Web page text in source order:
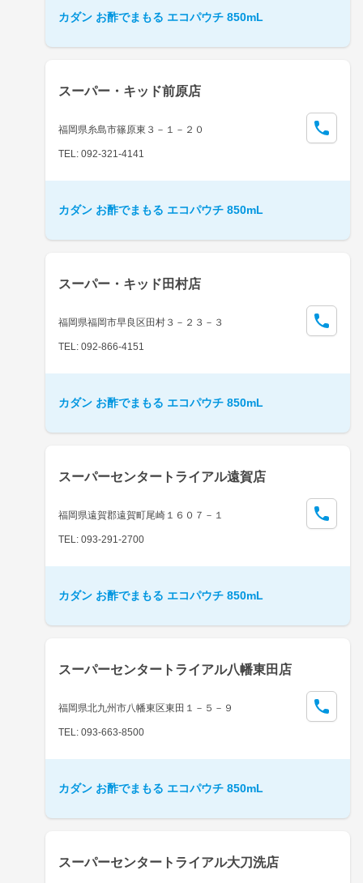
カダン お酢でまもる エコパウチ 850mL
スーパー・キッド前原店
福岡県糸島市篠原東３－１－２０
TEL: 092-321-4141
カダン お酢でまもる エコパウチ 850mL
スーパー・キッド田村店
福岡県福岡市早良区田村３－２３－３
TEL: 092-866-4151
カダン お酢でまもる エコパウチ 850mL
スーパーセンタートライアル遠賀店
福岡県遠賀郡遠賀町尾崎１６０７－１
TEL: 093-291-2700
カダン お酢でまもる エコパウチ 850mL
スーパーセンタートライアル八幡東田店
福岡県北九州市八幡東区東田１－５－９
TEL: 093-663-8500
カダン お酢でまもる エコパウチ 850mL
スーパーセンタートライアル大刀洗店